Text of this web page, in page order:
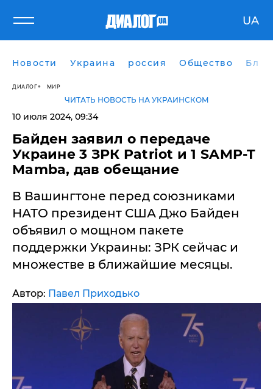
UA
Новости Украина россия Общество
ДИАЛОГ МИР
ЧИТАТЬ НОВОСТЬ НА УКРАИНСКОМ
10 июля 2024, 09:34
Байден заявил о передаче
Украине 3 ЗРК Patriot и 1 SAMP-T
Mamba, дав обещание
В Вашингтоне перед союзниками
НАТО президент США Джо Байден
объявил о мощном пакете
поддержки Украины: ЗРК сейчас и
множестве в ближайшие месяцы.
Автор: Павел Приходько